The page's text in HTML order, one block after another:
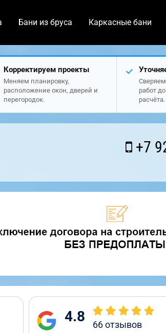
Бани из бруса Каркасные бани
Корректируем проекты
Меняем планировку,
расположение окон, дверей и
перегородок.
работ
расчёта.
+7
4.8 66отзывов